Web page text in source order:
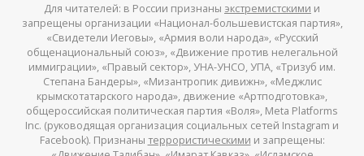
Для читателей: в России признаны экстремистскими и
запрещены организации «Национал-большевистская партия»,
«Свидетели Иеговы», «Армия воли народа», «Русский
общенациональный союз», «Движение против нелегальной
иммиграции», «Правый сектор», УНА-УНСО, УПА, «Тризуб им.
Степана Бандеры», «Мизантропик дивижн», «Меджлис
крымскотатарского народа», движение «Артподготовка»,
общероссийская политическая партия «Воля», Meta Platforms
Inc. (руководящая организация социальных сетей Instagram и
Facebook). Признаны террористическими и запрещены: